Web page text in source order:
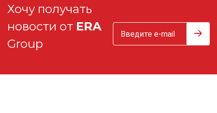
Хочу получать
новости от ERA
Group